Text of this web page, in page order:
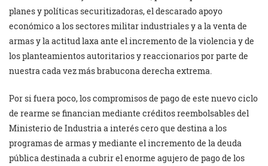
planes y políticas securitizadoras, el descarado apoyo
económico a los sectores militar industriales y a la venta de
armas y la actitud laxa ante el incremento de la violencia y de
los planteamientos autoritarios y reaccionarios por parte de
nuestra cada vez más brabucona derecha extrema.
Por si fuera poco, los compromisos de pago de este nuevo ciclo
de rearme se financian mediante créditos reembolsables del
Ministerio de Industria a interés cero que destina a los
programas de armas y mediante el incremento de la deuda
pública destinada a cubrir el enorme agujero de pago de los